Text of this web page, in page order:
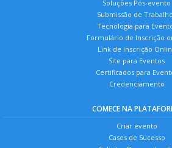
Soluções Pós-evento
Submissão de
Tecnologia para
Formulário de Inscrição
Link de Inscrição
Site para Eventos
Certificados para
Credenciamento
COMECE NA
Criar evento
Cases de Sucesso